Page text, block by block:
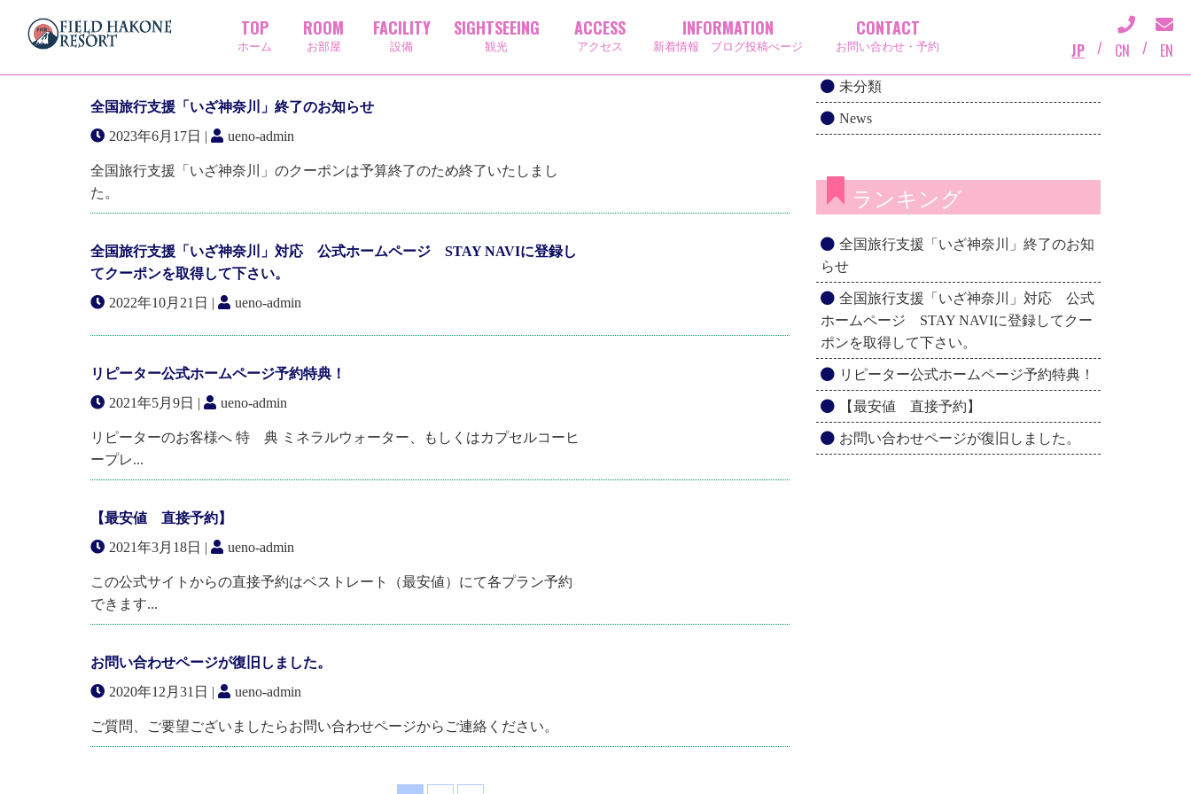
TOP
ホーム
ROOM
お部屋
FACILITY
設備
SIGHTSEEING
観光
ACCESS
アクセス
INFORMATION
新着情報 ブログ投稿ぺージ
CONTACT
お問い合わせ・予約 JP / CN / EN
一覧
全国旅行支援「いざ神奈川」終了のお知らせ
2023年6月17日 |
ueno-admin
全国旅行支援「いざ神奈川」のクーポンは予算終了のため終了いたしまし
た。
全国旅行支援「いざ神奈川」対応 公式ホームページ STAY NAVIに登録し
てクーポンを取得して下さい。
2022年10月21日 |
ueno-admin
リピーター公式ホームページ予約特典！
2021年5月9日 |
ueno-admin
リピーターのお客様へ 特 典 ミネラルウォーター、もしくはカプセルコーヒ
ープレ...
【最安値 直接予約】
2021年3月18日 |
ueno-admin
この公式サイトからの直接予約はベストレート（最安値）にて各プラン予約
できます...
お問い合わせページが復旧しました。
2020年12月31日 |
ueno-admin
ご質問、ご要望ございましたらお問い合わせページからご連絡ください。
カテゴリー一覧
未分類
News
ランキング
全国旅行支援「いざ神奈川」終了のお知
らせ
全国旅行支援「いざ神奈川」対応 公式
ホームページ STAY NAVIに登録してクー
ポンを取得して下さい。
リピーター公式ホームページ予約特典！
【最安値 直接予約】
お問い合わせページが復旧しました。